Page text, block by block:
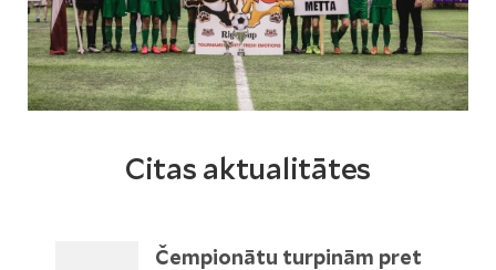
Citas aktualitātes
Čempionātu turpinām pret